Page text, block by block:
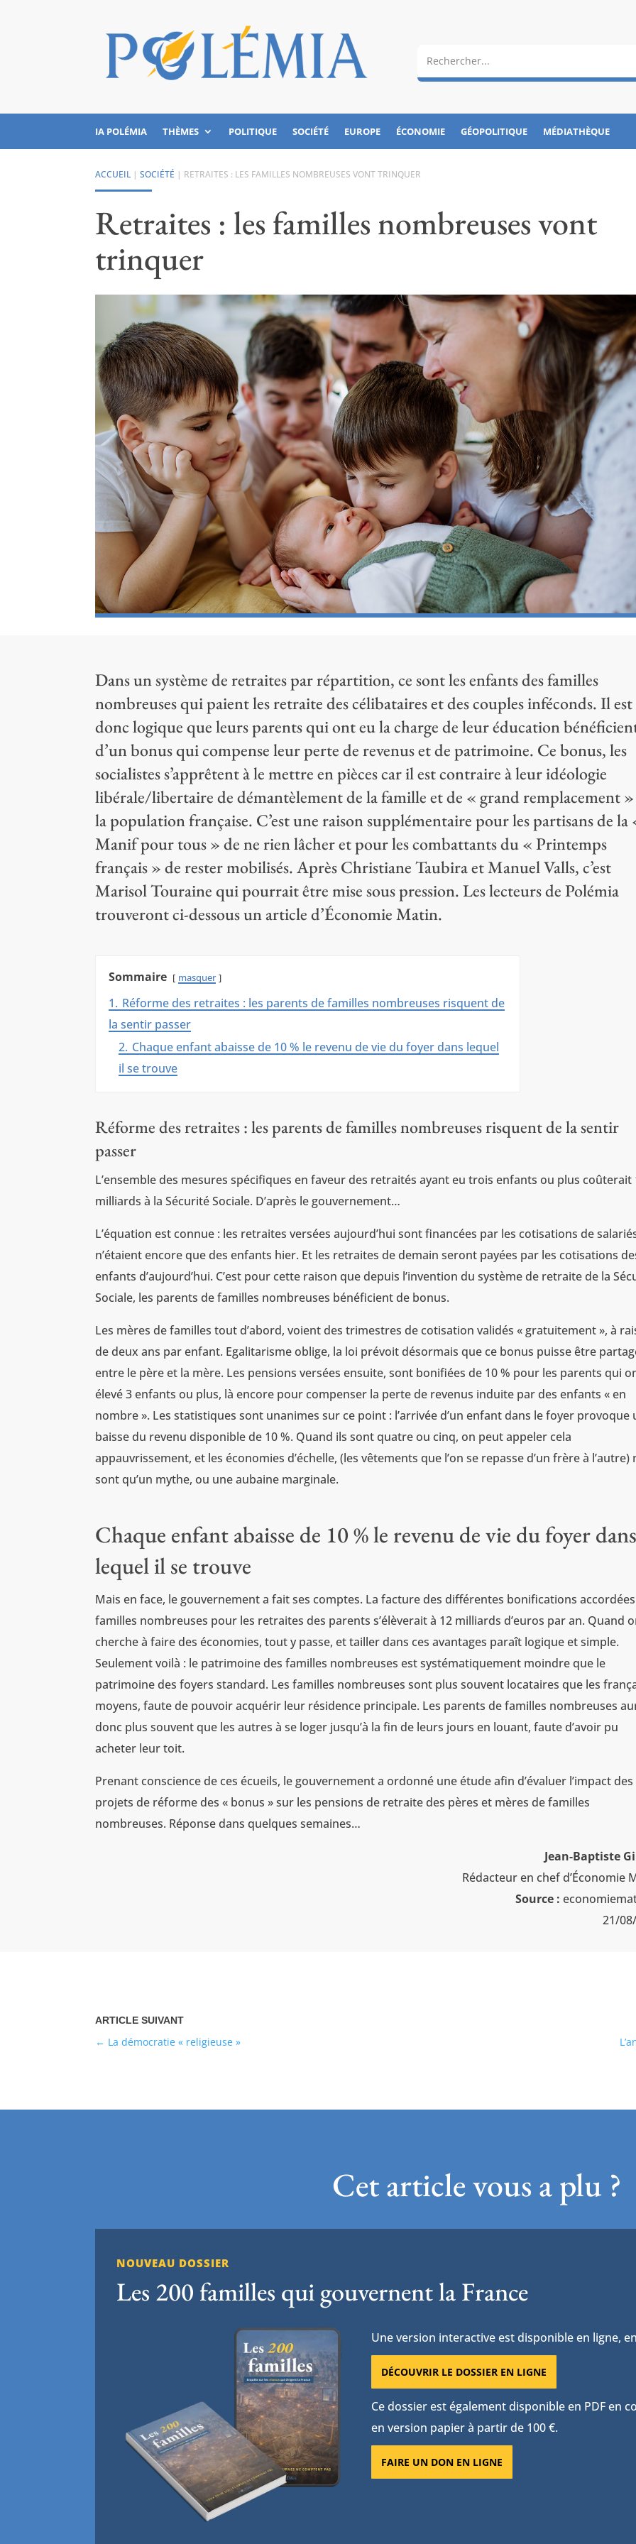
IA POLÉMIA THÈMES POLITIQUE SOCIÉTÉ EUROPE ÉCONOMIE GÉOPOLITIQUE MÉDIATHÈQUE
ACCUEIL |SOCIÉTÉ | RETRAITES : LES FAMILLES NOMBREUSES VONT TRINQUER
Retraites : les familles nombreuses vont
trinquer
Dans un système de retraites par répartition, ce sont les enfants des familles
nombreuses qui paient les retraite des célibataires et des couples inféconds. Il est
donc logique que leurs parents qui ont eu la charge de leur éducation
d’un bonus qui compense leur perte de revenus et de patrimoine. Ce bonus, les
socialistes s’apprêtent à le mettre en pièces car il est contraire à leur idéologie
libérale/libertaire de démantèlement de la famille et de « grand remplacement
la population française. C’est une raison supplémentaire pour les partisans de la
Manif pour tous » de ne rien lâcher et pour les combattants du « Printemps
français » de rester mobilisés. Après Christiane Taubira et Manuel Valls, c’est
Marisol Touraine qui pourrait être mise sous pression. Les lecteurs de Polémia
trouveront ci-dessous un article d’Économie Matin.
Sommaire masquer
1. Réforme des retraites : les parents de familles nombreuses risquent de
la sentir passer
2. Chaque enfant abaisse de 10 % le revenu de vie du foyer dans lequel
il se trouve
Réforme des retraites : les parents de familles nombreuses risquent de la sentir
passer
L’ensemble des mesures spécifiques en faveur des retraités ayant eu trois enfants ou plus coûterait
milliards à la Sécurité Sociale. D’après le gouvernement…
L’équation est connue : les retraites versées aujourd’hui sont financées par les cotisations de
n’étaient encore que des enfants hier. Et les retraites de demain seront payées par les cotisations
enfants d’aujourd’hui. C’est pour cette raison que depuis l’invention du système de retraite de la
Sociale, les parents de familles nombreuses bénéficient de bonus.
Les mères de familles tout d’abord, voient des trimestres de cotisation validés « gratuitement », à
de deux ans par enfant. Egalitarisme oblige, la loi prévoit désormais que ce bonus puisse être
entre le père et la mère. Les pensions versées ensuite, sont bonifiées de 10 % pour les parents qui
élevé 3 enfants ou plus, là encore pour compenser la perte de revenus induite par des enfants « en
nombre ». Les statistiques sont unanimes sur ce point : l’arrivée d’un enfant dans le foyer provoque
baisse du revenu disponible de 10 %. Quand ils sont quatre ou cinq, on peut appeler cela
appauvrissement, et les économies d’échelle, (les vêtements que l’on se repasse d’un frère à l’autre)
sont qu’un mythe, ou une aubaine marginale.
Chaque enfant abaisse de 10 % le revenu de vie du foyer dans
lequel il se trouve
Mais en face, le gouvernement a fait ses comptes. La facture des différentes bonifications
familles nombreuses pour les retraites des parents s’élèverait à 12 milliards d’euros par an. Quand
cherche à faire des économies, tout y passe, et tailler dans ces avantages paraît logique et simple.
Seulement voilà : le patrimoine des familles nombreuses est systématiquement moindre que le
patrimoine des foyers standard. Les familles nombreuses sont plus souvent locataires que les
moyens, faute de pouvoir acquérir leur résidence principale. Les parents de familles nombreuses
donc plus souvent que les autres à se loger jusqu’à la fin de leurs jours en louant, faute d’avoir pu
acheter leur toit.
Prenant conscience de ces écueils, le gouvernement a ordonné une étude afin d’évaluer l’impact des
projets de réforme des « bonus » sur les pensions de retraite des pères et mères de familles
nombreuses. Réponse dans quelques semaines…
Jean-Baptiste
Rédacteur en chef d’Économie
Source :
21/
La démocratie « religieuse »
Cet article vous a plu ?
NOUVEAU DOSSIER
Les 200 familles qui gouvernent la France
Une version interactive est disponible en ligne,
DÉCOUVRIR LE DOSSIER EN LIGNE
Ce dossier est également disponible en PDF en
en version papier à partir de 100 €.
FAIRE UN DON EN LIGNE